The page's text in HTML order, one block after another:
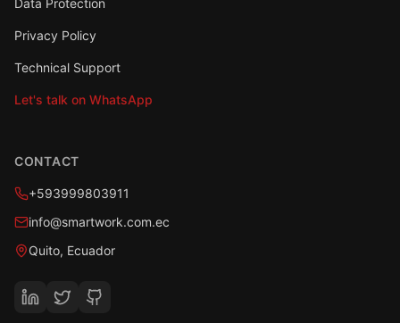
Data Protection
Privacy Policy
Technical Support
Let's talk on WhatsApp
CONTACT
+593999803911
info@smartwork.com.ec
Quito, Ecuador